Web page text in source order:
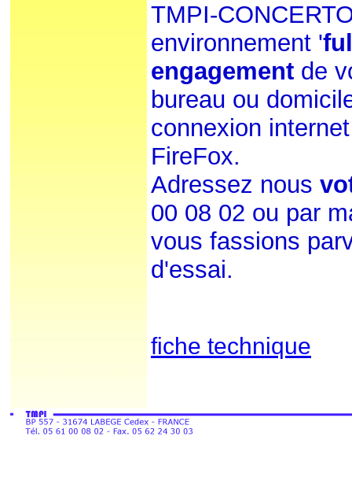
TMPI-
environnement '
engagement de
bureau ou
connexion
FireFox.
Adressez nous
00 08 02 ou par
vous fassions
d'essai.
fiche technique